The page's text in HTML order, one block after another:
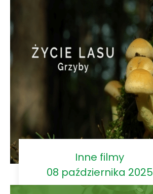
Inne filmy
08 października 2025